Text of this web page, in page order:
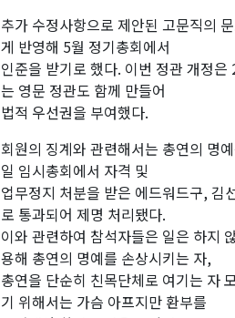
추가 수정사항으로 제안된 고문직의
게 반영해 5월 정기총회에서
인준을 받기로 했다. 이번 정관 개정
는 영문 정관도 함께 만들어
법적 우선권을 부여했다.
회원의 징계와 관련해서는 총연의 명
일 임시총회에서 자격 및
업무정지 처분을 받은 에드워드구, 김
로 통과되어 제명 처리됐다.
이와 관련하여 참석자들은 일은 하지
용해 총연의 명예를 손상시키는 자,
총연을 단순히 친목단체로 여기는 자
기 위해서는 가슴 아프지만 환부를